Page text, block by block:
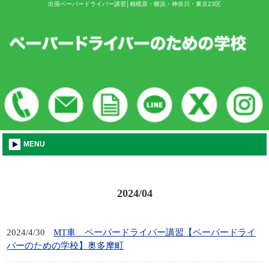
出張ペーパードライバー講習│相模原・横浜・神奈川・東京23区
MENU
2024/04
2024/4/30
MT車 ペーパードライバー講習【ペーパードライ
バーのための学校】奥多摩町